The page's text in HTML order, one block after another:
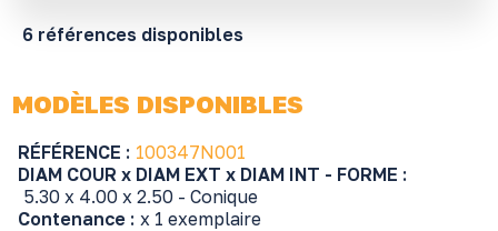
6 références disponibles
MODÈLES DISPONIBLES
RÉFÉRENCE : 100347N001
DIAM COUR x DIAM EXT x DIAM INT - FORME :
5.30 x 4.00 x 2.50 - Conique
Contenance : x 1 exemplaire